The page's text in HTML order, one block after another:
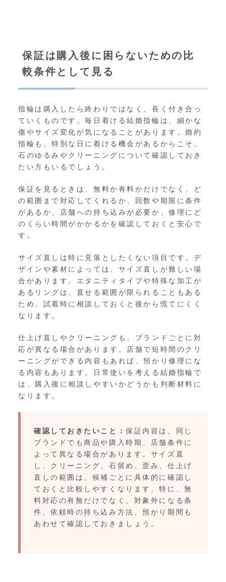
保証は購入後に困らないための比
較条件として見る
指輪は購入したら終わりではなく、長く付き合っ
ていくものです。毎日着ける結婚指輪は、細かな
傷やサイズ変化が気になることがあります。婚約
指輪も、特別な日に着ける機会があるからこそ、
石のゆるみやクリーニングについて確認しておき
たい方もいるでしょう。
保証を見るときは、無料か有料かだけでなく、ど
の範囲まで対応してくれるか、回数や期限に条件
があるか、店舗への持ち込みが必要か、修理にど
のくらい時間がかかるかを確認しておくと安心で
す。
サイズ直しは特に見落としたくない項目です。デ
ザインや素材によっては、サイズ直しが難しい場
合があります。エタニティタイプや特殊な加工が
あるリングは、直せる範囲が限られることもある
ため、試着時に相談しておくと後から慌てにくく
なります。
仕上げ直しやクリーニングも、ブランドごとに対
応が異なる場合があります。店舗で短時間のクリ
ーニングができる内容もあれば、預かり修理にな
る内容もあります。日常使いを考える結婚指輪で
は、購入後に相談しやすいかどうかも判断材料に
なります。
確認しておきたいこと：保証内容は、同じ
ブランドでも商品や購入時期、店舗条件に
よって異なる場合があります。サイズ直
し、クリーニング、石留め、歪み、仕上げ
直しの範囲は、候補ごとに具体的に確認し
ておくと比較しやすくなります。特に、無
料対応の有無だけでなく、対象外になる条
件、依頼時の持ち込み方法、預かり期間も
あわせて確認しておきましょう。